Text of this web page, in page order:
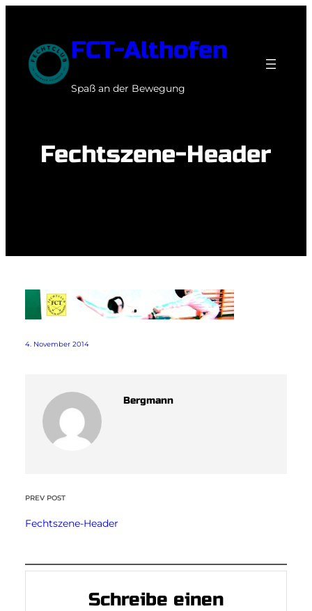
springen
FCT-Althofen
Spaß an der Bewegung
Fechtszene-Header
4. November 2014
Bergmann
PREV POST
Fechtszene-Header
Schreibe einen